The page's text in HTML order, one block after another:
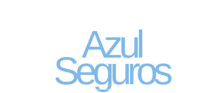
Azul
Seguros